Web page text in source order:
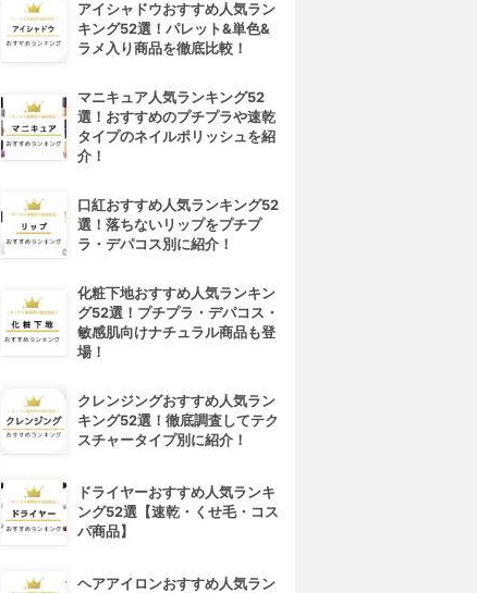
アイシャドウおすすめ人気ラン
キング52選！パレット&単色&
ラメ入り商品を徹底比較！
マニキュア人気ランキング52
選！おすすめのプチプラや速乾
タイプのネイルポリッシュを紹
介！
口紅おすすめ人気ランキング52
選！落ちないリップをプチプ
ラ・デパコス別に紹介！
化粧下地おすすめ人気ランキン
グ52選！プチプラ・デパコス・
敏感肌向けナチュラル商品も登
場！
クレンジングおすすめ人気ラン
キング52選！徹底調査してテク
スチャータイプ別に紹介！
ドライヤーおすすめ人気ランキ
ング52選【速乾・くせ毛・コス
パ商品】
ヘアアイロンおすすめ人気ラン